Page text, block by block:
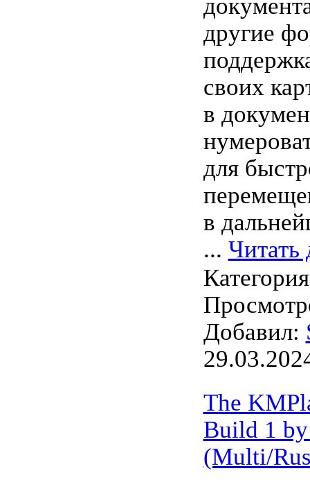
другие
своих
в
для
в
... Читать
Добавил:
The
Build 1
(Multi/